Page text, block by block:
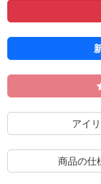
アイ
商品の仕